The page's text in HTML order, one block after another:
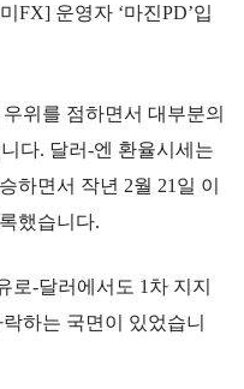
FX] 운영자 ‘마진PD’입
위를 점하면서 대부분의
다. 달러-엔 환율시세는
하면서 작년 2월 21일 이
했습니다.
로-달러에서도 1차 지지
하는 국면이 있었습니